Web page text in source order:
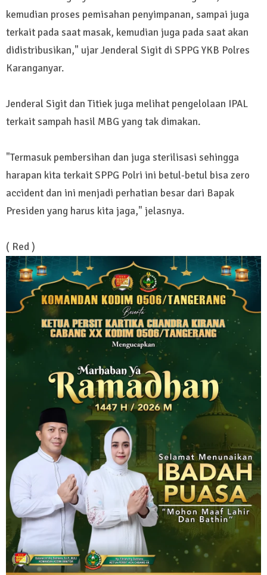
kemudian proses pemisahan penyimpanan, sampai juga
terkait pada saat masak, kemudian juga pada saat akan
didistribusikan," ujar Jenderal Sigit di SPPG YKB Polres
Karanganyar.
Jenderal Sigit dan Titiek juga melihat pengelolaan IPAL
terkait sampah hasil MBG yang tak dimakan.
"Termasuk pembersihan dan juga sterilisasi sehingga
harapan kita terkait SPPG Polri ini betul-betul bisa zero
accident dan ini menjadi perhatian besar dari Bapak
Presiden yang harus kita jaga," jelasnya.
( Red )